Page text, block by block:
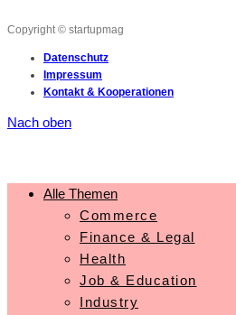
Copyright © startupmag
Datenschutz
Impressum
Kontakt & Kooperationen
Nach oben
Alle Themen
Commerce
Finance & Legal
Health
Job & Education
Industry